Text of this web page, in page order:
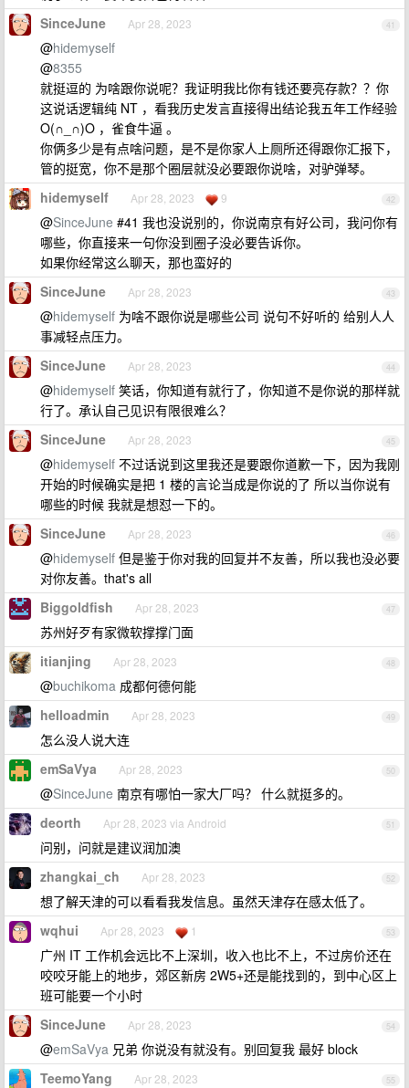
41
SinceJune Apr 28, 2023
@hidemyself
@8355
就挺逗的 为啥跟你说呢？我证明我比你有钱还要亮存款？？你
这说话逻辑纯 NT ，看我历史发言直接得出结论我五年工作经验
O(∩_∩)O ，雀食牛逼 。
你俩多少是有点啥问题，是不是你家人上厕所还得跟你汇报下，
管的挺宽，你不是那个圈层就没必要跟你说啥，对驴弹琴。
42
hidemyself Apr 28, 2023 9
@SinceJune #41 我也没说别的，你说南京有好公司，我问你有
哪些，你直接来一句你没到圈子没必要告诉你。
如果你经常这么聊天，那也蛮好的
43
SinceJune Apr 28, 2023
@hidemyself 为啥不跟你说是哪些公司 说句不好听的 给别人人
事减轻点压力。
44
SinceJune Apr 28, 2023
@hidemyself 笑话，你知道有就行了，你知道不是你说的那样就
行了。承认自己见识有限很难么？
45
SinceJune Apr 28, 2023
@hidemyself 不过话说到这里我还是要跟你道歉一下，因为我刚
开始的时候确实是把 1 楼的言论当成是你说的了 所以当你说有
哪些的时候 我就是想怼一下的。
46
SinceJune Apr 28, 2023
@hidemyself 但是鉴于你对我的回复并不友善，所以我也没必要
对你友善。that's all
47
Biggoldfish Apr 28, 2023
苏州好歹有家微软撑撑门面
48
itianjing Apr 28, 2023
@buchikoma 成都何德何能
49
helloadmin Apr 28, 2023
怎么没人说大连
50
emSaVya Apr 28, 2023
@SinceJune 南京有哪怕一家大厂吗？ 什么就挺多的。
51
deorth Apr 28, 2023 via Android
问别，问就是建议润加澳
52
zhangkai_ch Apr 28, 2023
想了解天津的可以看看我发信息。虽然天津存在感太低了。
53
wqhui Apr 28, 2023 1
广州 IT 工作机会远比不上深圳，收入也比不上，不过房价还在
咬咬牙能上的地步，郊区新房 2W5+还是能找到的，到中心区上
班可能要一个小时
54
SinceJune Apr 28, 2023
@emSaVya 兄弟 你说没有就没有。别回复我 最好 block
55
TeemoYang Apr 28, 2023